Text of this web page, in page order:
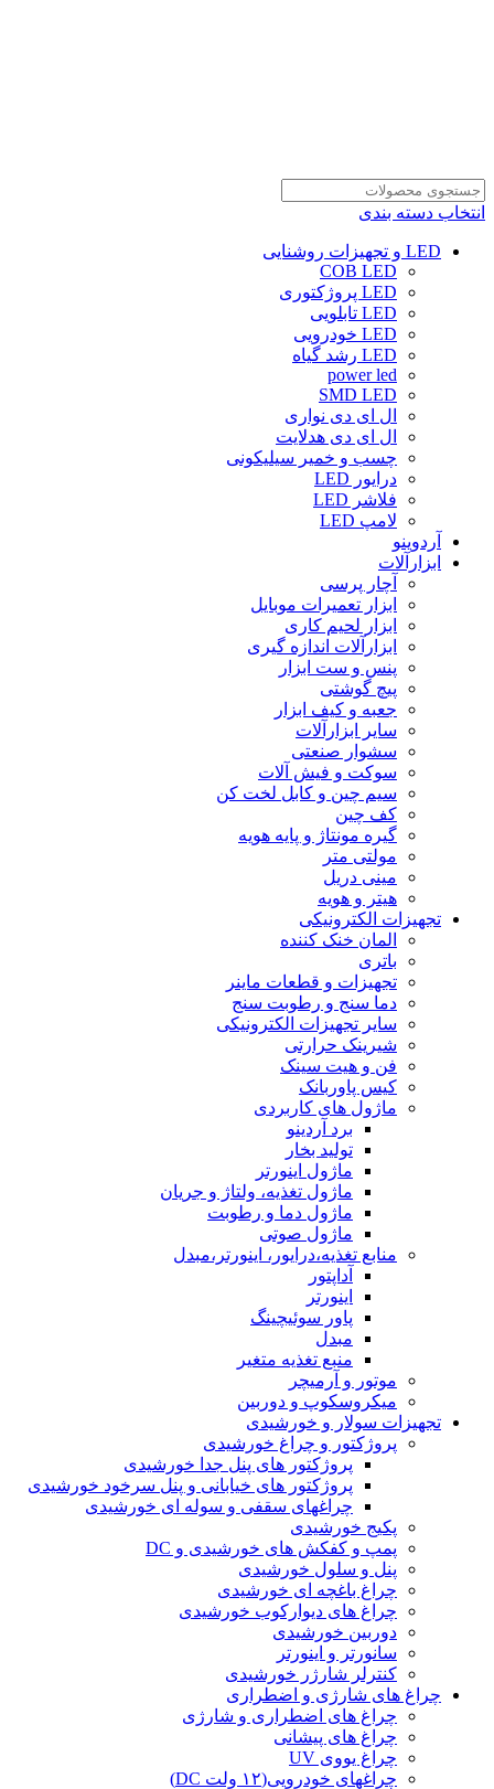
انتخاب دسته بندی
LED و تجهیزات روشنایی
COB LED
LED پروژکتوری
LED تابلویی
LED خودرویی
LED رشد گیاه
power led
SMD LED
ال ای دی نواری
ال ای دی هدلایت
چسب و خمیر سیلیکونی
درایور LED
فلاشر LED
لامپ LED
آردوینو
ابزارآلات
آچار پرسی
ابزار تعمیرات موبایل
ابزار لحیم کاری
ابزارآلات اندازه گیری
پنس و ست ابزار
پیچ گوشتی
جعبه و کیف ابزار
سایر ابزارآلات
سشوار صنعتی
سوکت و فیش آلات
سیم چین و کابل لخت کن
کف چین
گیره مونتاژ و پایه هویه
مولتی متر
مینی دریل
هیتر و هویه
تجهیزات الکترونیکی
المان خنک کننده
باتری
تجهیزات و قطعات ماینر
دما سنج و رطوبت سنج
سایر تجهیزات الکترونیکی
شیرینک حرارتی
فن و هیت سینک
کیس پاوربانک
ماژول های کاربردی
برد آردینو
تولید بخار
ماژول اینورتر
ماژول تغذیه، ولتاژ و جریان
ماژول دما و رطوبت
ماژول صوتی
منابع تغذیه،درایور، اینورتر،مبدل
آداپتور
اینورتر
پاور سوئیچینگ
مبدل
منبع تغذیه متغیر
موتور و آرمیچر
میکروسکوپ و دوربین
تجهیزات سولار و خورشیدی
پروژکتور و چراغ خورشیدی
پروژکتور های پنل جدا خورشیدی
پروژکتور های خیابانی و پنل سرخود خورشیدی
چراغهای سقفی و سوله ای خورشیدی
پکیج خورشیدی
پمپ و کفکش های خورشیدی و DC
پنل و سلول خورشیدی
چراغ باغچه ای خورشیدی
چراغ های دیوارکوب خورشیدی
دوربین خورشیدی
سانورتر و اینورتر
کنترلر شارژر خورشیدی
چراغ های شارژی و اضطراری
چراغ های اضطراری و شارژی
چراغ های پیشانی
چراغ یووی UV
چراغهای خودرویی(۱۲ ولت DC)